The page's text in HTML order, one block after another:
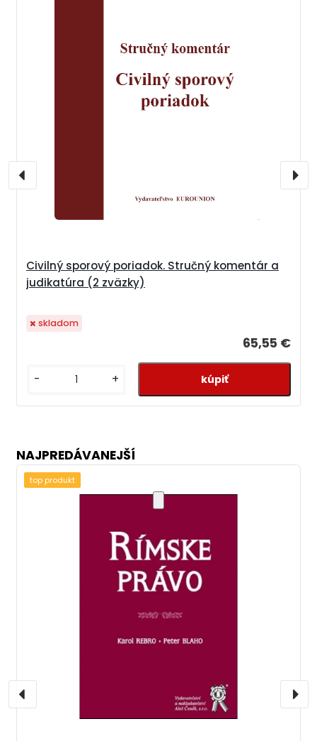
Civilný sporový poriadok. Stručný komentár a
judikatúra (2 zväzky)
65,55 €
skladom
- +
NAJPREDÁVANEJŠÍ
top produkt